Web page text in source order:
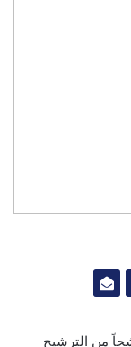
الانتخابات تعلن استبعاد 20 مرشحاً من الترشيح